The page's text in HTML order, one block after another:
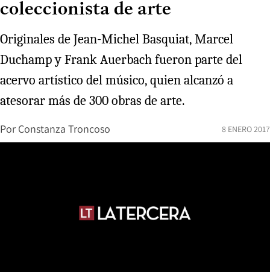
coleccionista de arte
Originales de Jean-Michel Basquiat, Marcel
Duchamp y Frank Auerbach fueron parte del
acervo artístico del músico, quien alcanzó a
atesorar más de 300 obras de arte.
Por Constanza Troncoso 8 ENERO 2017